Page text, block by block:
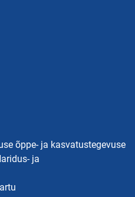
õppe- ja kasvatustegevuse
ja